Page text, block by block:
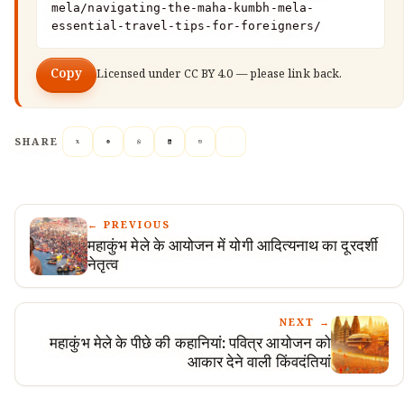
mela/navigating-the-maha-kumbh-mela-
essential-travel-tips-for-foreigners/
Copy Licensed under CC BY 4.0 — please link back.
SHARE
← PREVIOUS
महाकुंभ मेले के आयोजन में योगी आदित्यनाथ का दूरदर्शी
नेतृत्व
NEXT →
महाकुंभ मेले के पीछे की कहानियां: पवित्र आयोजन को
आकार देने वाली किंवदंतियां